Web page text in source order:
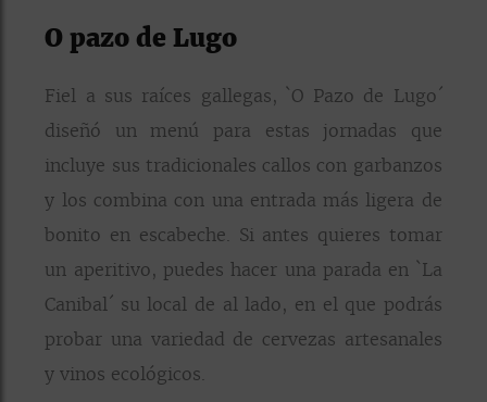
O pazo de Lugo
Fiel a sus raíces gallegas, `O Pazo de Lugo´
diseñó un menú para estas jornadas que
incluye sus tradicionales callos con garbanzos
y los combina con una entrada más ligera de
bonito en escabeche. Si antes quieres tomar
un aperitivo, puedes hacer una parada en `La
Canibal´ su local de al lado, en el que podrás
probar una variedad de cervezas artesanales
y vinos ecológicos.